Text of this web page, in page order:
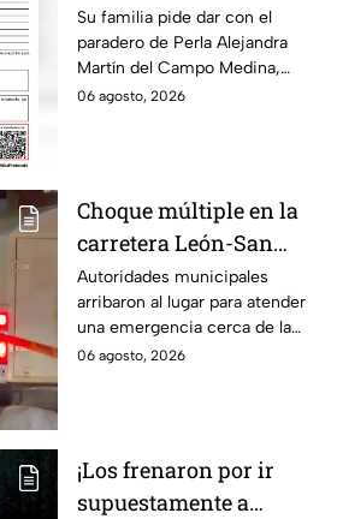
Alejandra Martín del
Campo Medina,
desaparecida en
Guanajuato
Su familia pide dar con el
paradero de Perla Alejandra
Martín del Campo Medina,
quien fue vista por última vez
06 agosto, 2026
Choque múltiple en la
carretera León-San
Francisco del Rincón;
deja una persona sin
vid4
Autoridades municipales
arribaron al lugar para atender
una emergencia cerca de la
comunidad de La Mora.
06 agosto, 2026
¡Los frenaron por ir
supuestamente a